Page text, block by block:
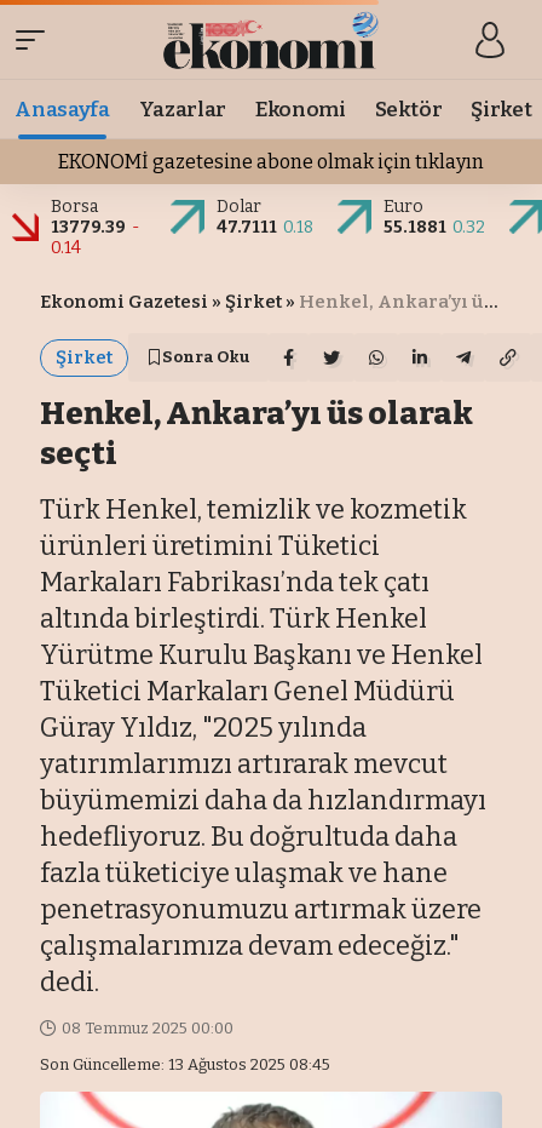
Anasayfa Yazarlar Ekonomi Sektör Şirket
EKONOMİ gazetesine abone olmak için tıklayın
Borsa
13779.39 -
0.14
Dolar
47.7111 0.18
Euro
55.1881 0.32
Ekonomi Gazetesi » Şirket » Henkel, Ankara’yı üs olarak seçti
Şirket Sonra Oku
Henkel, Ankara’yı üs olarak
seçti
Türk Henkel, temizlik ve kozmetik
ürünleri üretimini Tüketici
Markaları Fabrikası’nda tek çatı
altında birleştirdi. Türk Henkel
Yürütme Kurulu Başkanı ve Henkel
Tüketici Markaları Genel Müdürü
Güray Yıldız, "2025 yılında
yatırımlarımızı artırarak mevcut
büyümemizi daha da hızlandırmayı
hedefliyoruz. Bu doğrultuda daha
fazla tüketiciye ulaşmak ve hane
penetrasyonumuzu artırmak üzere
çalışmalarımıza devam edeceğiz."
dedi.
Son Güncelleme: 13 Ağustos 2025 08:45
08 Temmuz 2025 00:00